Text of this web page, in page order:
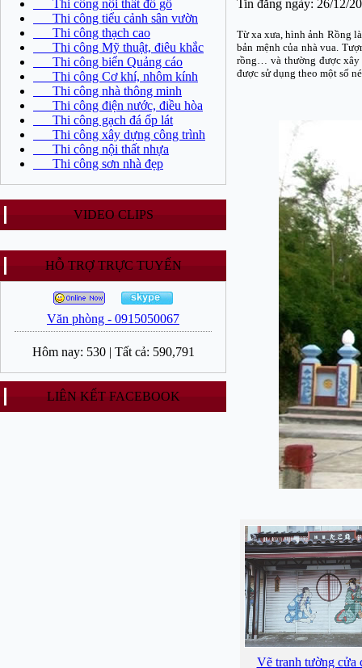
Thi công nội thất đồ gỗ
Thi công tiểu cảnh sân vườn
Thi công thạch cao
Thi công Mỹ thuật, điêu khắc
Thi công biển Quảng cáo
Thi công Cơ khí, nhôm kính
Thi công nhà thông minh
Thi công điện nước, điều hòa
Thi công gạch đá ốp lát
Thi công xây dựng công trình
Thi công nội thất nhựa
Thi công sơn nhà đẹp
VIDEO CLIPS
HỖ TRỢ TRỰC TUYẾN
Văn phòng - 0915050067
Hôm nay: 530| Tất cả: 590,791
LIÊN KẾT FACEBOOK
Tin đăng ngày: 26/12/
Từ xa xưa, hình ảnh Rồng
bản mệnh của nhà vua.
rồng… và thường được xây
được sử dụng theo một số
Vẽ tranh tường cửa